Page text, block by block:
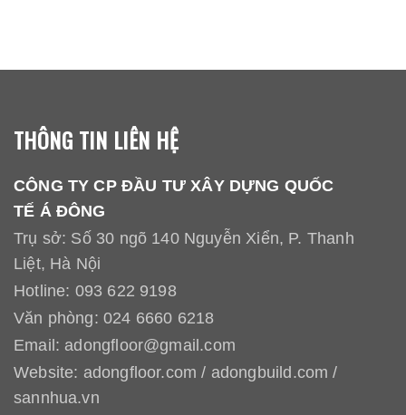
THÔNG TIN LIÊN HỆ
CÔNG TY CP ĐẦU TƯ XÂY DỰNG QUỐC
TẾ Á ĐÔNG
Trụ sở: Số 30 ngõ 140 Nguyễn Xiển, P. Thanh
Liệt, Hà Nội
Hotline: 093 622 9198
Văn phòng: 024 6660 6218
Email: adongfloor@gmail.com
Website: adongfloor.com / adongbuild.com /
sannhua.vn